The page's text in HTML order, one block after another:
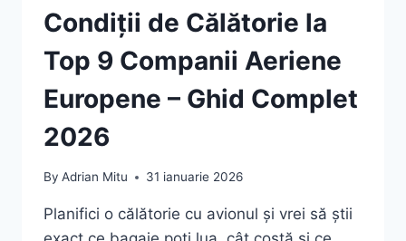
Condiții de Călătorie la
Top 9 Companii Aeriene
Europene – Ghid Complet
2026
By Adrian Mitu 31 ianuarie 2026
Planifici o călătorie cu avionul și vrei să știi